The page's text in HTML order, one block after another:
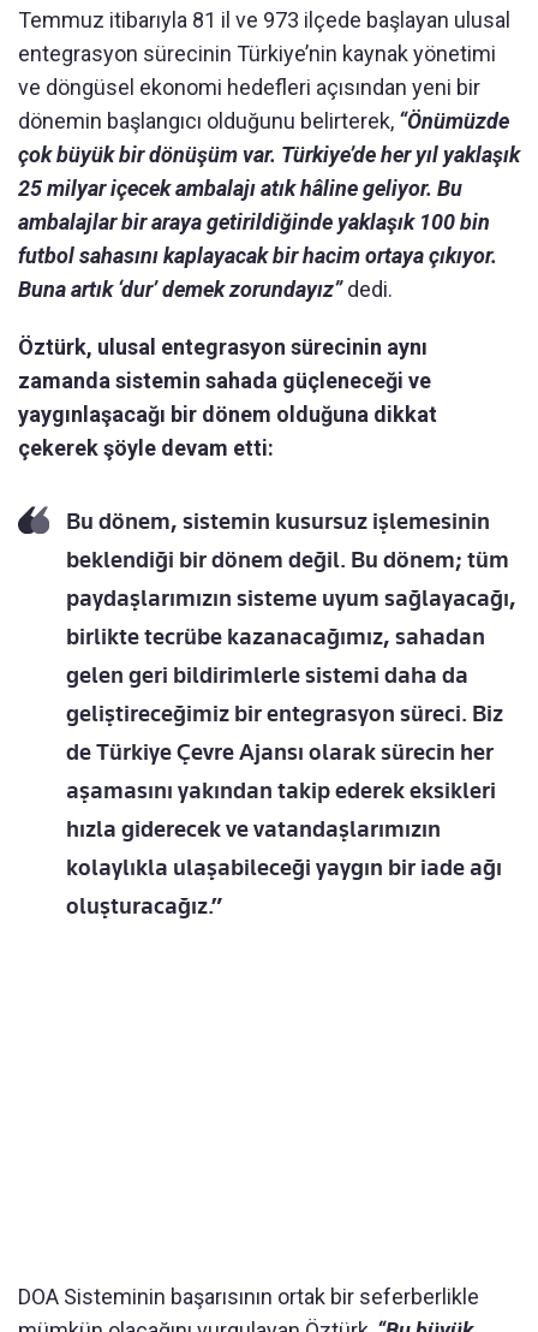
Temmuz itibarıyla 81 il ve 973 ilçede başlayan ulusal
entegrasyon sürecinin Türkiye’nin kaynak yönetimi
ve döngüsel ekonomi hedefleri açısından yeni bir
dönemin başlangıcı olduğunu belirterek, “Önümüzde
çok büyük bir dönüşüm var. Türkiye’de her yıl yaklaşık
25 milyar içecek ambalajı atık hâline geliyor. Bu
ambalajlar bir araya getirildiğinde yaklaşık 100 bin
futbol sahasını kaplayacak bir hacim ortaya çıkıyor.
Buna artık ‘dur’ demek zorundayız”dedi.
Öztürk, ulusal entegrasyon sürecinin aynı
zamanda sistemin sahada güçleneceği ve
yaygınlaşacağı bir dönem olduğuna dikkat
çekerek şöyle devam etti:
Bu dönem, sistemin kusursuz işlemesinin
beklendiği bir dönem değil. Bu dönem; tüm
paydaşlarımızın sisteme uyum sağlayacağı,
birlikte tecrübe kazanacağımız, sahadan
gelen geri bildirimlerle sistemi daha da
geliştireceğimiz bir entegrasyon süreci. Biz
de Türkiye Çevre Ajansı olarak sürecin her
aşamasını yakından takip ederek eksikleri
hızla giderecek ve vatandaşlarımızın
kolaylıkla ulaşabileceği yaygın bir iade ağı
oluşturacağız.”
DOA Sisteminin başarısının ortak bir seferberlikle